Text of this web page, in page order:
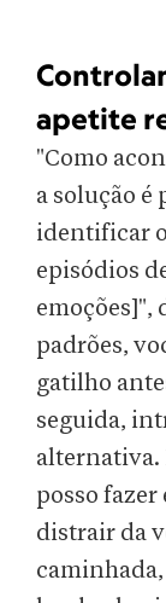
apetite
"Como
a solução é
identificar
episódios
emoções]",
padrões,
gatilho
seguida,
alternativa.
posso fazer
distrair da